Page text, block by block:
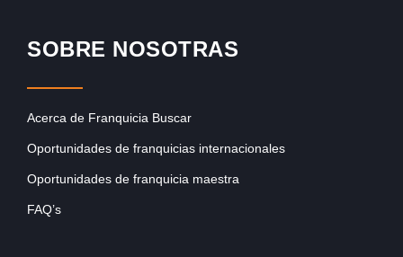
SOBRE NOSOTRAS
Acerca de Franquicia Buscar
Oportunidades de franquicias internacionales
Oportunidades de franquicia maestra
FAQ’s